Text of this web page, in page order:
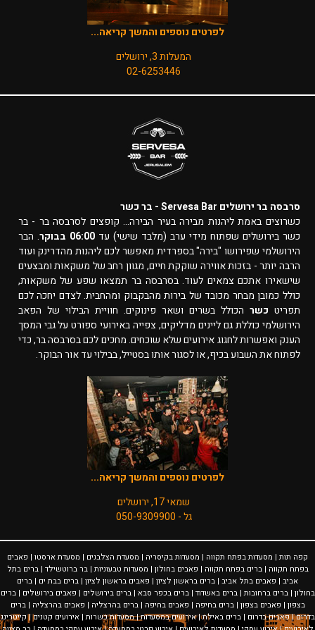
לפרטים נוספים והמשך קריאה...
המעלות 3, ירושלים
02-6253446
סרבסה בר ירושלים Servesa Bar - בר כשר
כשרוצים באמת ליהנות מבירה בעיר הבירה... קופצים לסרבסה בר - בר
כשר בירושלים שפתוח מידי ערב (מלבד שישי) עד06:00 בבוקר
. הבר
הירושלמי שפירושו "בירה" בספרדית מאפשר לכם ליהנות מהדרינק ועוד
הרבה יותר - בזכות אווירה שוקקת חיים, מגוון רחב של משקאות ומבצעים
שישאירו אתכם צמאים לעוד. בסרבסה בר תמצאו שפע של משקאות,
כולל כמובן מבחר מכובד של בירות מהבקבוק ומהחבית. לצדם יחכה לכם
תפריט כשר הכולל בשרים ושאר פינוקים. חוויית הבילוי של הפאב
הירושלמי כוללת גם ליינים מדליקים, צפייה באירועי ספורט על גבי המסך
הענק ואפשרות לחגוג אירועים שלא שוכחים. מחכים לכם בסרבסה בר, כדי
לפתוח את השבוע בכיף, או לסגור אותו בסטייל, בבילוי עד אור הבוקר.
לפרטים נוספים והמשך קריאה...
שמאי 17, ירושלים
גל - 050-9309900
קפה תות| מסעדות בפתח תקווה | מסעדות בקיסריה | מסעדת הצלבנים | מסעדת ארסטו | פאבים
בפתח תקווה |ברים בפתח תקווה | פאבים בחולון | מסעדות טבעוניות|בר ברוטשילד |ברים בתל
אביב | פאבים בתל אביב | ברים בראשון לציון | פאבים בראשון לציון | ברים בבת ים | ברים
בחולון |ברים ברחובות|ברים באשדוד |ברים בכפר סבא |ברים בירושלים | פאבים בירושלים |ברים
בצפון | פאבים בצפון |ברים בחיפה | פאבים בחיפה |ברים בהרצליה | פאבים בהרצליה |ברים
בדרום|פאבים בדרום |ברים באילת|אירועים במסעדות|מסעדות כשרות|אירועים קטנים|קייטרינג